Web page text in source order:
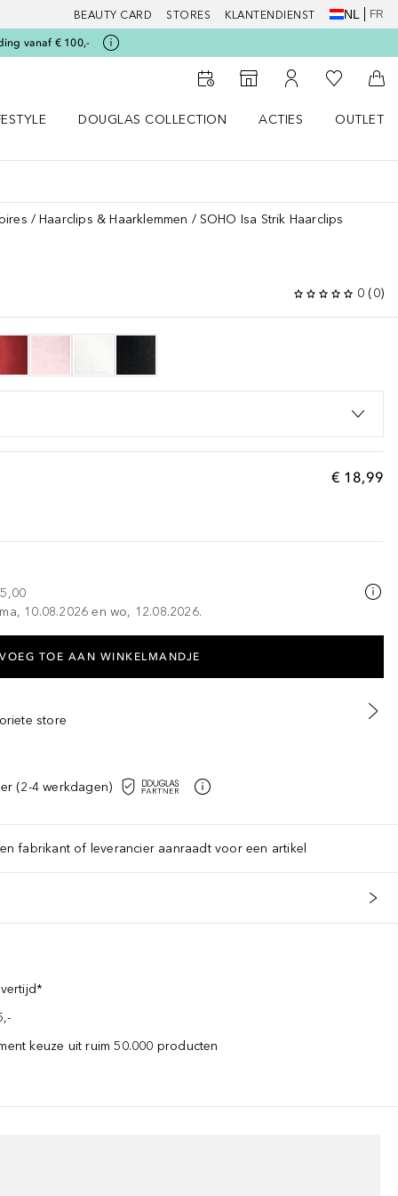
BEAUTY CARD STORES KLANTENDIENST NL FR
vanaf € 100,-
Naar StorefinderNaar Mijn Account
Naar Mijn
DOUGLAS COLLECTION
ACTIES
OUTLET
Haarclips & Haarklemmen SOHO Isa Strik Haarclips
0 (0)
€ 18,99
10.08.2026 en wo, 12.08.2026.
VOEG TOE AAN WINKELMANDJE
store
(2-4 werkdagen)
fabrikant of leverancier aanraadt voor een artikel
keuze uit ruim 50.000 producten